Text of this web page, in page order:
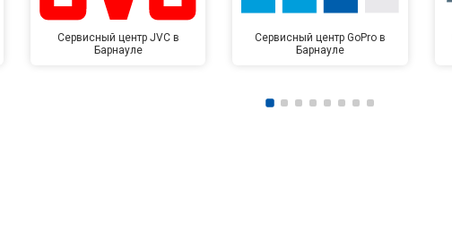
Сервисный центр JVC в
Барнауле
Сервисный центр GoPro в
Барнауле